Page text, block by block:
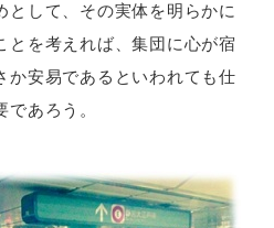
として、その実体を明らかに
とを考えれば、集団に心が宿
か安易であるといわれても仕
あろう。